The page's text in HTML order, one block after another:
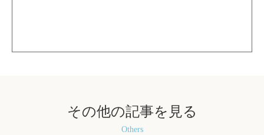
その他の記事を見る
Others